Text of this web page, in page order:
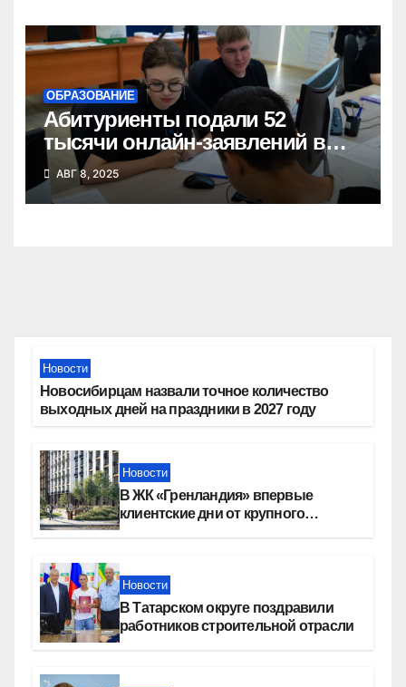
ОБРАЗОВАНИЕ
Абитуриенты подали 52
тысячи онлайн-заявлений в
колледжи Новосибирской
области
АВГ 8, 2025
Новости
Новосибирцам назвали точное количество
выходных дней на праздники в 2027 году
Новости
В ЖК «Гренландия» впервые
клиентские дни от крупного
Новости
В Татарском округе поздравили
работников строительной отрасли